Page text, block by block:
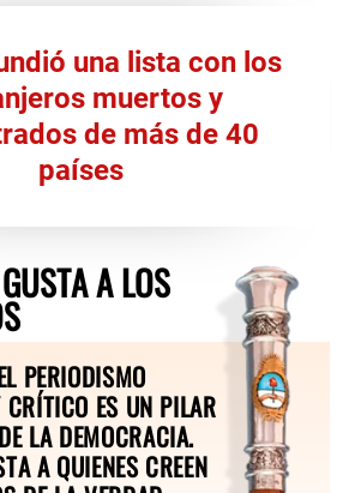
una lista con los
muertos y
de más de 40
países
A LOS
PERIODISMO
CRÍTICO ES UN PILAR
LA DEMOCRACIA.
A QUIENES CREEN